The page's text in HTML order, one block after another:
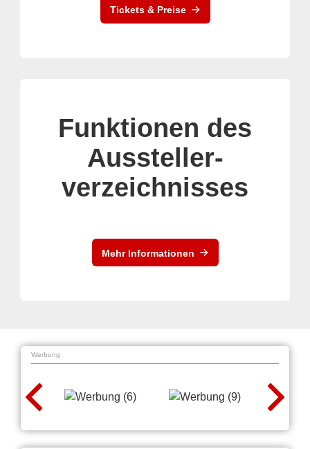
Tickets & Preise
Funktionen des
Aussteller-
verzeichnisses
Mehr Informationen
Werbung